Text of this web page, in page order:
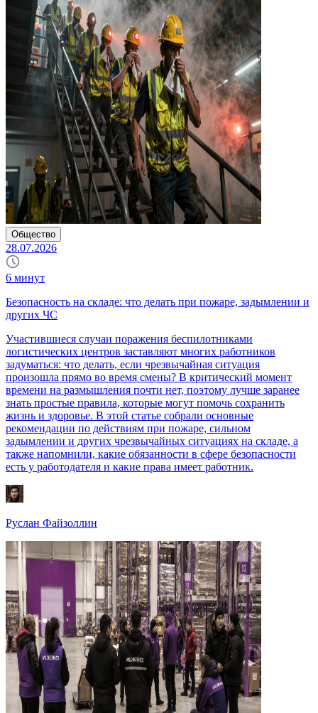
Общество
28.07.2026
6 минут
Безопасность на складе: что делать при пожаре, задымлении и
других ЧС
Участившиеся случаи поражения беспилотниками
логистических центров заставляют многих работников
задуматься: что делать, если чрезвычайная ситуация
произошла прямо во время смены? В критический момент
времени на размышления почти нет, поэтому лучше заранее
знать простые правила, которые могут помочь сохранить
жизнь и здоровье. В этой статье собрали основные
рекомендации по действиям при пожаре, сильном
задымлении и других чрезвычайных ситуациях на складе, а
также напомнили, какие обязанности в сфере безопасности
есть у работодателя и какие права имеет работник.
Руслан Файзоллин